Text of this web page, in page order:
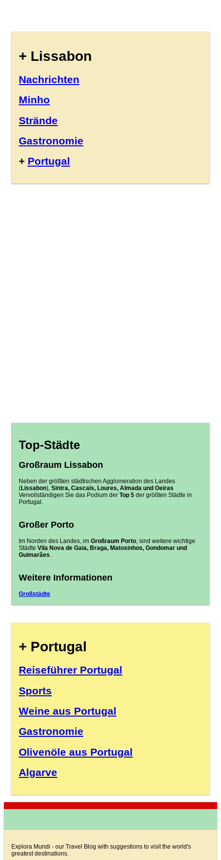
+ Lissabon
Nachrichten
Minho
Strände
Gastronomie
+ Portugal
Top-Städte
Großraum Lissabon
Neben der größten städtischen Agglomeration des Landes
(Lissabon), Sintra, Cascais, Loures, Almada und Oeiras
Vervollständigen Sie das Podium der Top 5 der größten Städte in
Portugal.
Großer Porto
Im Norden des Landes, im Großraum Porto, sind weitere wichtige
Städte Vila Nova de Gaia, Braga, Matosinhos, Gondomar und
Guimarães.
Weitere Informationen
Großstädte
+ Portugal
Reiseführer Portugal
Sports
Weine aus Portugal
Gastronomie
Olivenöle aus Portugal
Algarve
Explora Mundi - our Travel Blog with suggestions to visit the world's
greatest destinations.